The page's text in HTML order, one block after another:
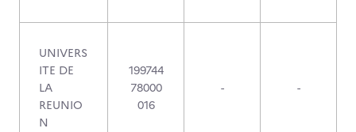
UNIVERS
ITE DE
LA
REUNIO
N
199744
78000
016
- -